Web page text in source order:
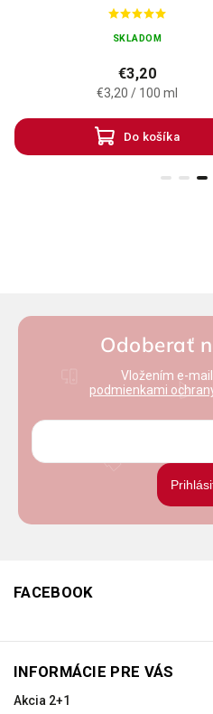
SKLADOM
€3,20
€3,20 / 100 ml
Do košíka
Odoberať
Vložením e-
podmienkami
FACEBOOK
INFORMÁCIE PRE VÁS
Akcia 2+1